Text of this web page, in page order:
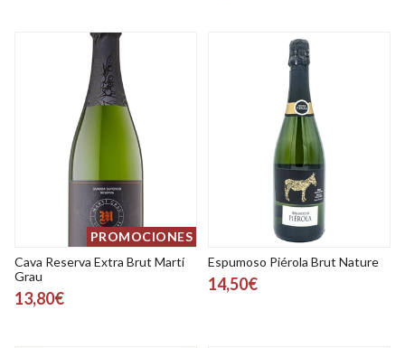
PROMOCIONES
Cava Reserva Extra Brut Martí
Grau
13,80€
Espumoso Piérola Brut Nature
14,50€